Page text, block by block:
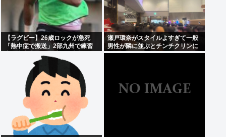
【ラグビー】26歳ロックが急死
「熱中症で搬送」2部九州で練習
中、大東大から昨季まで東京SG
瀬戸環奈がスタイルよすぎて一般
男性が隣に並ぶとチンチクリンに
見えてしまう